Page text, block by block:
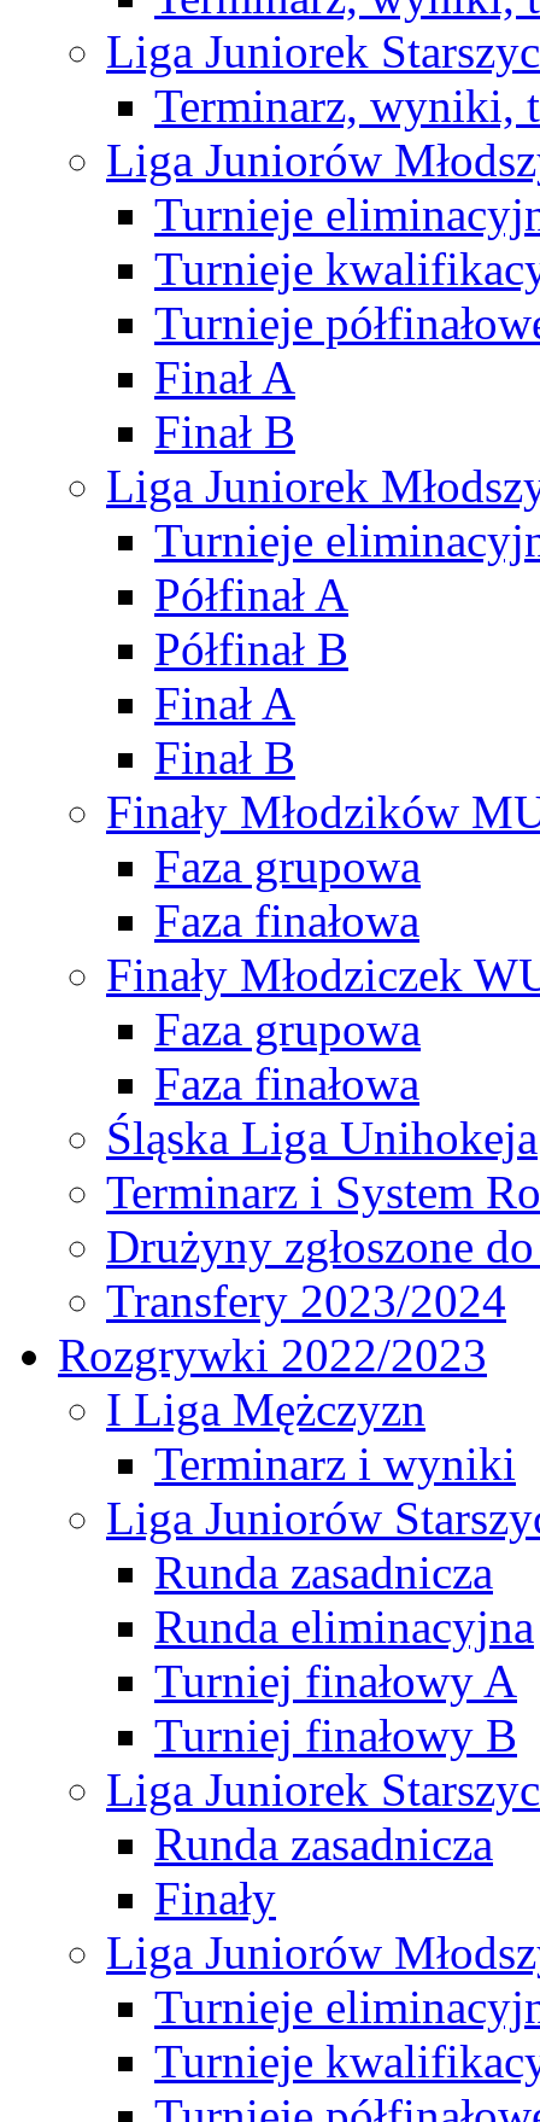
Liga Juniorek
Terminarz, wyniki,
Liga Juniorów
Turnieje
Turnieje
Turnieje
Finał A
Finał B
Liga Juniorek
Turnieje
Półfinał A
Półfinał B
Finał A
Finał B
Finały Młodzików
Faza grupowa
Faza finałowa
Finały Młodziczek
Faza grupowa
Faza finałowa
Śląska Liga Unihokeja
Terminarz i System
Drużyny zgłoszone
Transfery 2023/2024
Rozgrywki 2022/2023
I Liga Mężczyzn
Terminarz i wyniki
Liga Juniorów
Runda zasadnicza
Runda eliminacyjna
Turniej finałowy A
Turniej finałowy B
Liga Juniorek
Runda zasadnicza
Finały
Liga Juniorów
Turnieje
Turnieje